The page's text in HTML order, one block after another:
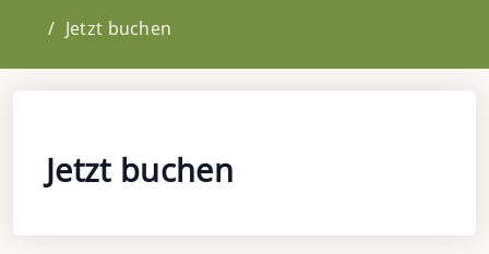
Jetzt buchen
Jetzt buchen